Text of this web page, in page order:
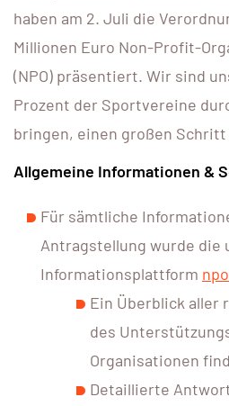
haben am 2. Juli die
Millionen Euro Non-Profit-
(NPO) präsentiert. Wir sind
Prozent der Sportvereine
bringen, einen großen
Allgemeine Informationen &
Für sämtliche
Antragstellung wurde die
Informationsplattform
Ein Überblick aller
des
Organisationen
Detaillierte